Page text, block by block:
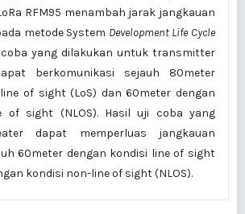
RFM95 menambah jarak jangkauan
metode System Development Life Cycle
coba yang dilakukan untuk transmitter
berkomunikasi sejauh 80meter
of sight (LoS) dan 60meter dengan
of sight (NLOS). Hasil uji coba yang
dapat memperluas jangkauan
60meter dengan kondisi line of sight
kondisi non-line of sight (NLOS).